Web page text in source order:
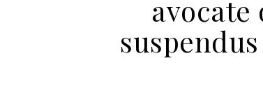
avocate